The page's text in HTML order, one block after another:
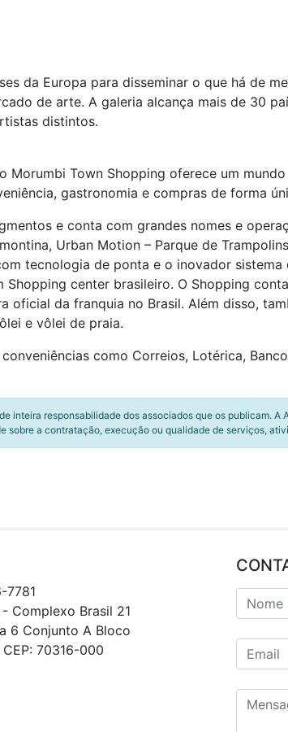
da Europa para disseminar o que há de
de arte. A galeria alcança mais de 30
distintos.
Town Shopping oferece um
gastronomia e compras de forma
e conta com grandes nomes e
Urban Motion – Parque de
tecnologia de ponta e o inovador
center brasileiro. O Shopping
da franquia no Brasil. Além disso,
e vôlei de praia.
como Correios, Lotérica,
inteira responsabilidade dos associados que os publicam.
a contratação, execução ou qualidade de serviços,
7781
Complexo Brasil 21
6 Conjunto A Bloco
70316-000